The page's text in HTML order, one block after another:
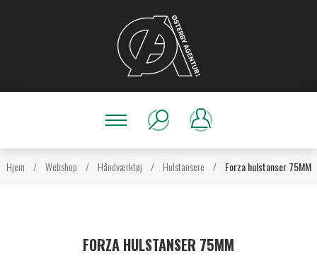
Hjem / Webshop / Håndværktøj / Hulstansere / Forza hulstanser 75MM
FORZA HULSTANSER 75MM